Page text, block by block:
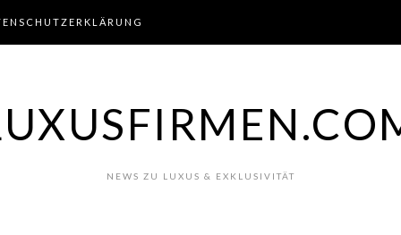
NEWS ZU LUXUS & EXKLUSIVITÄT